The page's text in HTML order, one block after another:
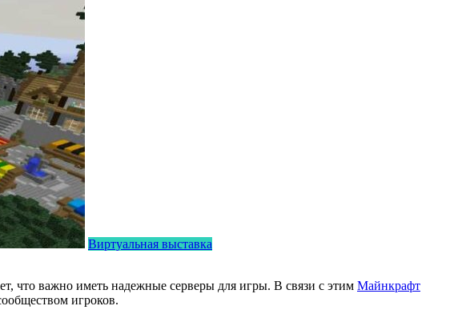
Виртуальная выставка
что важно иметь надежные серверы для игры. В связи с этим Майнкрафт
игроков.